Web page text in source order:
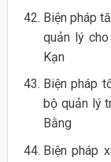
Biện pháp
quản lý
Kạn
Biện pháp
bộ quản lý
Bằng
Biện pháp